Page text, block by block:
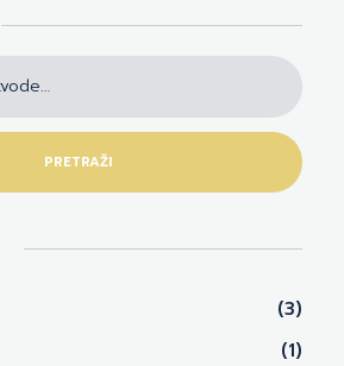
PRETRAŽI
(3)
(1)